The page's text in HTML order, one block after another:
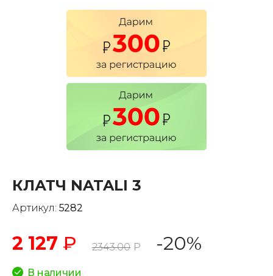
КЛАТЧ NATALI 3
Артикул: 5282
2 127 ₽ 2343.00 Р -20%
В наличии